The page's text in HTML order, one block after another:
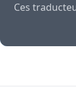
Ces